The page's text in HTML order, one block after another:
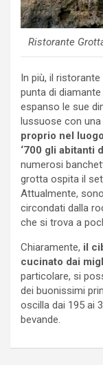
Ristorante
In più, il
punta di
espanso le sue
lussuose con una
proprio nel
‘700 gli abitanti
numerosi
grotta ospita il
Attualmente,
circondati dalla
che si trova a
Chiaramente, il
cucinato dai
particolare, si
dei buonissimi
oscilla dai 195 ai
bevande.